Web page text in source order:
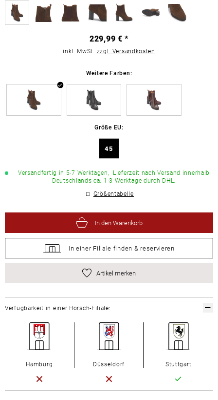
229,99 € *
inkl. MwSt. zzgl. Versandkosten
Weitere Farben:
Größe EU:
45
Versandfertig in 5-7 Werktagen, Lieferzeit nach Versand innerhalb
Deutschlands ca. 1-3 Werktage durch DHL.
Größentabelle
In den Warenkorb
In einer Filiale finden & reservieren
Artikel merken
Verfügbarkeit in einer Horsch-Filiale:
Hamburg Düsseldorf Stuttgart